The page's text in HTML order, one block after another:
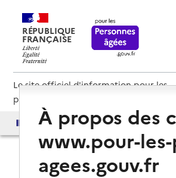
RÉPUBLIQUE
FRANÇAISE
Le site officiel d'information pour les
personnes âgées et les aidants
Accès aux annuaires Accès par
À propos des
www.pour-
agees.gouv.fr